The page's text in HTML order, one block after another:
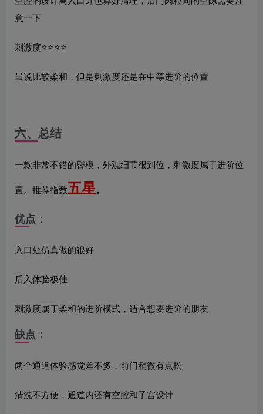
意一下
刺激度⭐️⭐️⭐️⭐️
虽说比较柔和，但是刺激度还是在中等进阶的位置
六、总结
一款非常不错的臀模，外观细节很到位，刺激度属于进阶位
置。推荐指数五星。
优点：
入口处仿真做的很好
后入体验极佳
刺激度属于柔和的进阶模式，适合想要进阶的朋友
缺点：
两个通道体验感觉差不多，前门稍微有点松
清洗不方便，通道内还有空腔和子宫设计